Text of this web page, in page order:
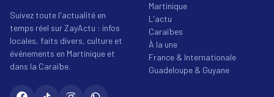
Suivez toute l'actualité en
temps réel sur ZayActu : infos
locales, faits divers, culture et
événements en Martinique et
dans la Caraïbe.
Martinique
L'actu
Caraïbes
À la une
France & Internationale
Guadeloupe & Guyane